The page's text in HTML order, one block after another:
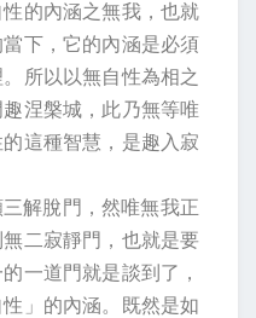
的內涵之無我，也就
下，它的內涵是必須
所以以無自性為相之
涅槃城，此乃無等唯
這種智慧，是趣入寂
解脫門，然唯無我正
二寂靜門，也就是要
一道門就是談到了，
」的內涵。既然是如